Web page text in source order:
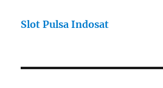
Slot Pulsa Indosat